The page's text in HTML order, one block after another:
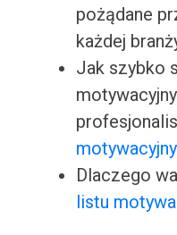
pożądane
każdej
Jak szybko
Dlaczego
listu